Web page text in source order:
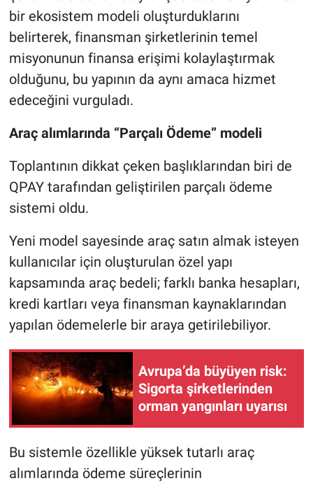
bir ekosistem modeli oluşturduklarını
belirterek, finansman şirketlerinin temel
misyonunun finansa erişimi kolaylaştırmak
olduğunu, bu yapının da aynı amaca hizmet
edeceğini vurguladı.
Araç alımlarında “Parçalı Ödeme” modeli
Toplantının dikkat çeken başlıklarından biri de
QPAY tarafından geliştirilen parçalı ödeme
sistemi oldu.
Yeni model sayesinde araç satın almak isteyen
kullanıcılar için oluşturulan özel yapı
kapsamında araç bedeli; farklı banka hesapları,
kredi kartları veya finansman kaynaklarından
yapılan ödemelerle bir araya getirilebiliyor.
Avrupa’da büyüyen risk:
Sigorta şirketlerinden
orman yangınları uyarısı
Bu sistemle özellikle yüksek tutarlı araç
alımlarında ödeme süreçlerinin